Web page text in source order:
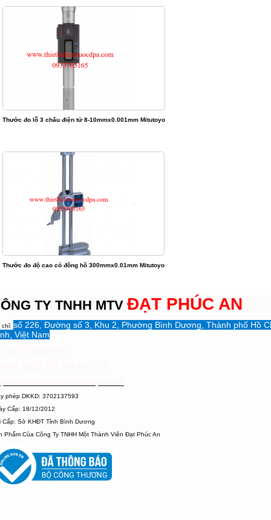
Thước đo lỗ 3 chấu điện tử 8-10mmx0.001mm Mitutoyo
Thước đo độ cao có đồng hồ 300mmx0.01mm Mitutoyo
TY TNHH MTV ĐẠT PHÚC AN
chỉ: số 226, Đường số 3, Khu 2, Phường Bình Dương, Thành phố Hồ
Việt Nam
phép DKKD: 3702137593
Cấp: 18/12/2012
Cấp: Sở KHĐT Tỉnh Bình Dương
Phẩm Của Công Ty TNHH Một Thành Viên Đạt Phúc An